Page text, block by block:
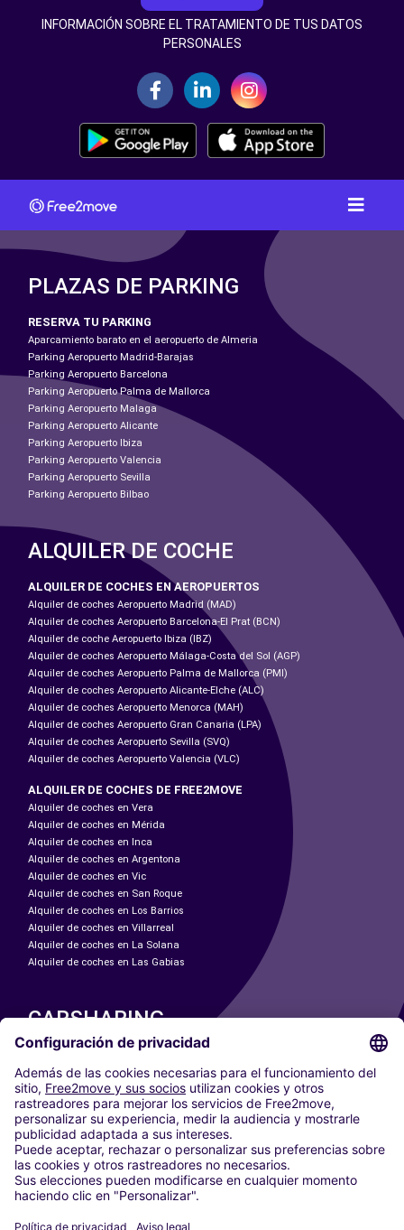
INFORMACIÓN SOBRE EL TRATAMIENTO DE TUS DATOS
PERSONALES
PLAZAS DE PARKING
RESERVA TU PARKING
Aparcamiento barato en el aeropuerto de Almeria
Parking Aeropuerto Madrid-Barajas
Parking Aeropuerto Barcelona
Parking Aeropuerto Palma de Mallorca
Parking Aeropuerto Malaga
Parking Aeropuerto Alicante
Parking Aeropuerto Ibiza
Parking Aeropuerto Valencia
Parking Aeropuerto Sevilla
Parking Aeropuerto Bilbao
ALQUILER DE COCHE
ALQUILER DE COCHES EN AEROPUERTOS
Alquiler de coches Aeropuerto Madrid (MAD)
Alquiler de coches Aeropuerto Barcelona-El Prat (BCN)
Alquiler de coche Aeropuerto Ibiza (IBZ)
Alquiler de coches Aeropuerto Málaga-Costa del Sol (AGP)
Alquiler de coches Aeropuerto Palma de Mallorca (PMI)
Alquiler de coches Aeropuerto Alicante-Elche (ALC)
Alquiler de coches Aeropuerto Menorca (MAH)
Alquiler de coches Aeropuerto Gran Canaria (LPA)
Alquiler de coches Aeropuerto Sevilla (SVQ)
Alquiler de coches Aeropuerto Valencia (VLC)
ALQUILER DE COCHES DE FREE2MOVE
Alquiler de coches en Vera
Alquiler de coches en Mérida
Alquiler de coches en Inca
Alquiler de coches en Argentona
Alquiler de coches en Vic
Alquiler de coches en San Roque
Alquiler de coches en Los Barrios
Alquiler de coches en Villarreal
Alquiler de coches en La Solana
Alquiler de coches en Las Gabias
CARSHARING
NUESTRAS CIUDADES
Paris
Madrid
Washington DC
Milán
Roma
Turín
Viena
Berlín
Düsseldorf